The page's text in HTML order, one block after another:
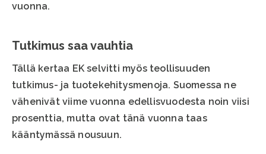
vuonna.
Tutkimus saa vauhtia
Tällä kertaa EK selvitti myös teollisuuden
tutkimus- ja tuotekehitysmenoja. Suomessa ne
vähenivät viime vuonna edellisvuodesta noin viisi
prosenttia, mutta ovat tänä vuonna taas
kääntymässä nousuun.